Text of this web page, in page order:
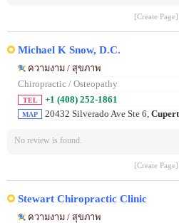
[Create Page]
Michael K Snow, D.C.
ความงาม / สุขภาพ
Chiropractic / Osteopathy
TEL +1 (408) 252-1861
MAP 20432 Silverado Ave Ste 6,
No review is found.
[Create Page]
Stewart Chiropractic Clinic
ความงาม / สุขภาพ